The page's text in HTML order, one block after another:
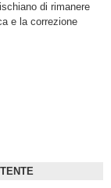
di rimanere
e la correzione